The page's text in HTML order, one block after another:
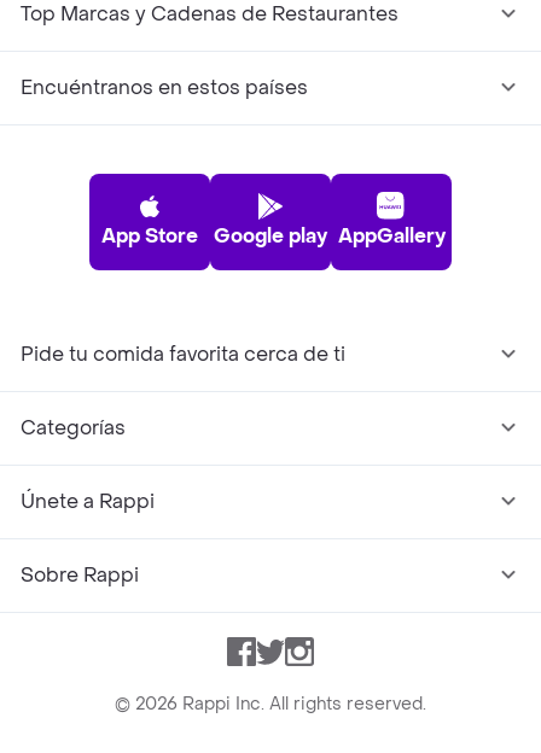
Top Marcas y Cadenas de Restaurantes
Encuéntranos en estos países
App Store Google play AppGallery
Pide tu comida favorita cerca de ti
Categorías
Únete a Rappi
Sobre Rappi
Facebook
TwitterInstagram
© 2026 Rappi Inc. All rights reserved.